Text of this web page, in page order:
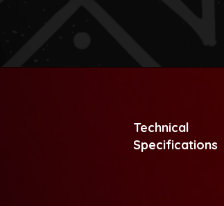
Technical
Specifications